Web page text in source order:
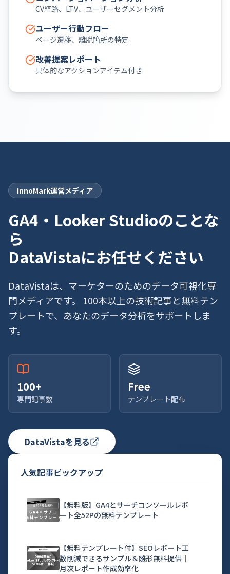
CV経路、LTV、ユーザーセグメント分析
ユーザー行動フロー
ページ遷移、離脱箇所の特定
改善提案レポート
具体的なアクションアイテム付き
InnoMark運営メディア
GA4・Looker Studioのことな
ら
DataVistaにお任せください
DataVistaは、マーケターのためのデータ可視化専
門メディアです。 100本以上の技術記事と無料テン
プレートで、あなたのデータ分析をサポートしま
す。
100+
専門記事数
Free
テンプレート配布
DataVistaを見る
人気記事ピックアップ
【無料版】GA4とサーチコンソールレポ
ート全52Pの無料テンプレート
【無料テンプレート付】SEOレポート工
数削減できるサンプル＆雛形無料提供｜
月次レポート作成効率化